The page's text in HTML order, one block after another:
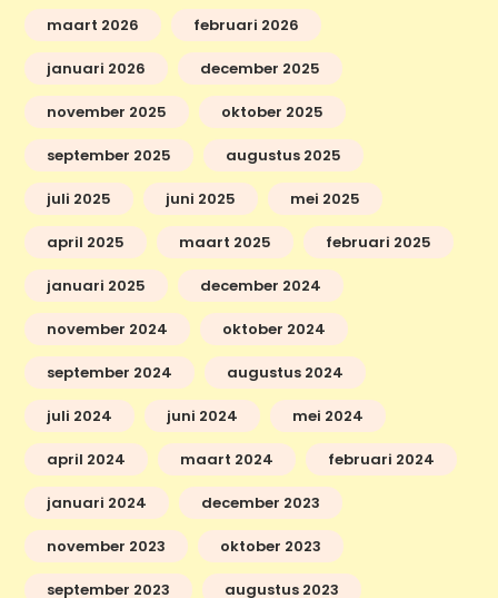
maart 2026 februari 2026
januari 2026 december 2025
november 2025 oktober 2025
september 2025 augustus 2025
juli 2025 juni 2025 mei 2025
april 2025 maart 2025 februari 2025
januari 2025 december 2024
november 2024 oktober 2024
september 2024 augustus 2024
juli 2024 juni 2024 mei 2024
april 2024 maart 2024 februari 2024
januari 2024 december 2023
november 2023 oktober 2023
september 2023 augustus 2023